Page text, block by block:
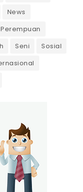
News
Perempuan
Seni
Sosial